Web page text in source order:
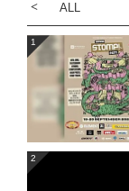
ALL
1
2